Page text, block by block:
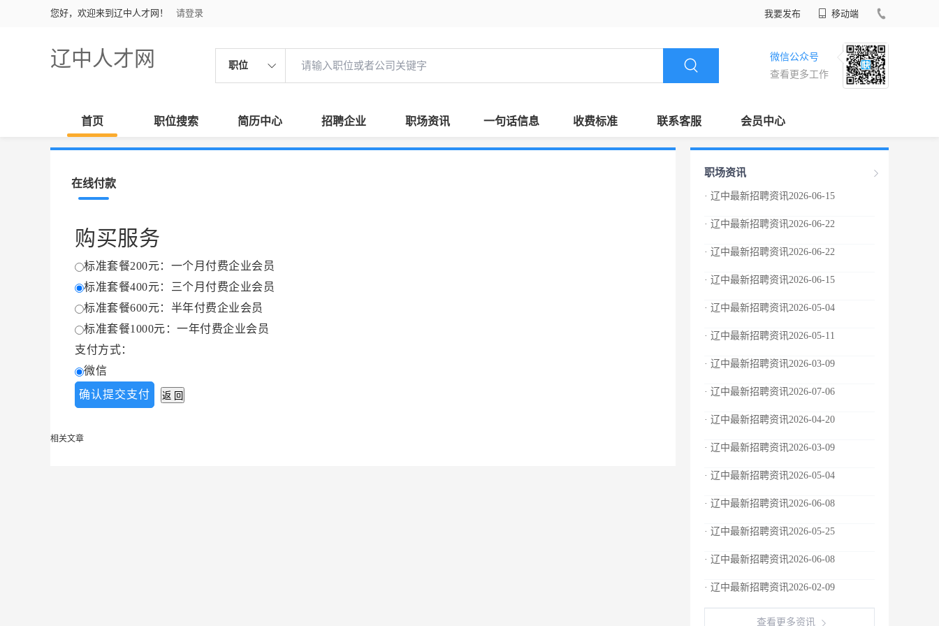
您好，欢迎来到辽中人才网！ 请登录 我要发布 移动端
辽中人才网 职位
微信公众号
查看更多工作
首页 职位搜索 简历中心 招聘企业 职场资讯 一句话信息 收费标准 联系客服 会员中心
在线付款
购买服务
标准套餐200元：一个月付费企业会员
标准套餐400元：三个月付费企业会员
标准套餐600元：半年付费企业会员
标准套餐1000元：一年付费企业会员
支付方式：
微信
相关文章
职场资讯
· 辽中最新招聘资讯2026-06-15
· 辽中最新招聘资讯2026-06-22
· 辽中最新招聘资讯2026-06-22
· 辽中最新招聘资讯2026-06-15
· 辽中最新招聘资讯2026-05-04
· 辽中最新招聘资讯2026-05-11
· 辽中最新招聘资讯2026-03-09
· 辽中最新招聘资讯2026-07-06
· 辽中最新招聘资讯2026-04-20
· 辽中最新招聘资讯2026-03-09
· 辽中最新招聘资讯2026-05-04
· 辽中最新招聘资讯2026-06-08
· 辽中最新招聘资讯2026-05-25
· 辽中最新招聘资讯2026-06-08
· 辽中最新招聘资讯2026-02-09
查看更多资讯